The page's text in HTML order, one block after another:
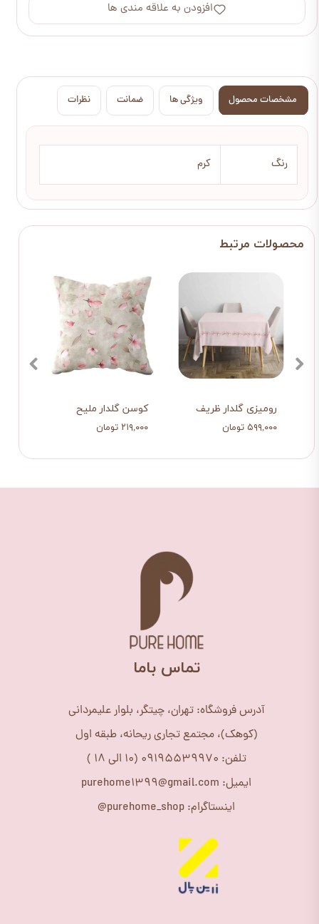
افزودن به علاقه مندی ها
مشخصات محصول ویژگی ها ضمانت نظرات
رنگ کرم
کوسن گلدار ملیح
۲۱۹,۰۰۰ تومان
رومیزی گلدار ظریف
۵۹۹,۰۰۰ تومان
​تماس باما
آدرس فروشگاه: تهران، چیتگر، بلوار علیمردانی
(کوهک)، مجتمع تجاری ریحانه، طبقه اول
تلفن: 09195539970 (10 الی 18 )
ایمیل: purehome1399@gmail.com
اینستاگرام: purehome_shop@